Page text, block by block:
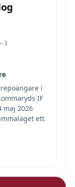
i
IF
maj 2026
ett